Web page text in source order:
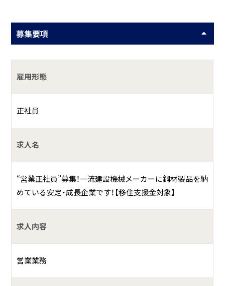
何をしている会社？
です。 取扱鋼材の販売も行っています。
募集要項
雇用形態
正社員
求人名
“営業正社員”募集！一流建設機械メーカーに鋼材製品を納
めている安定・成長企業です！【移住支援金対象】
求人内容
営業業務